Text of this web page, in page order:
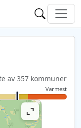
av 357 kommuner
Varmest